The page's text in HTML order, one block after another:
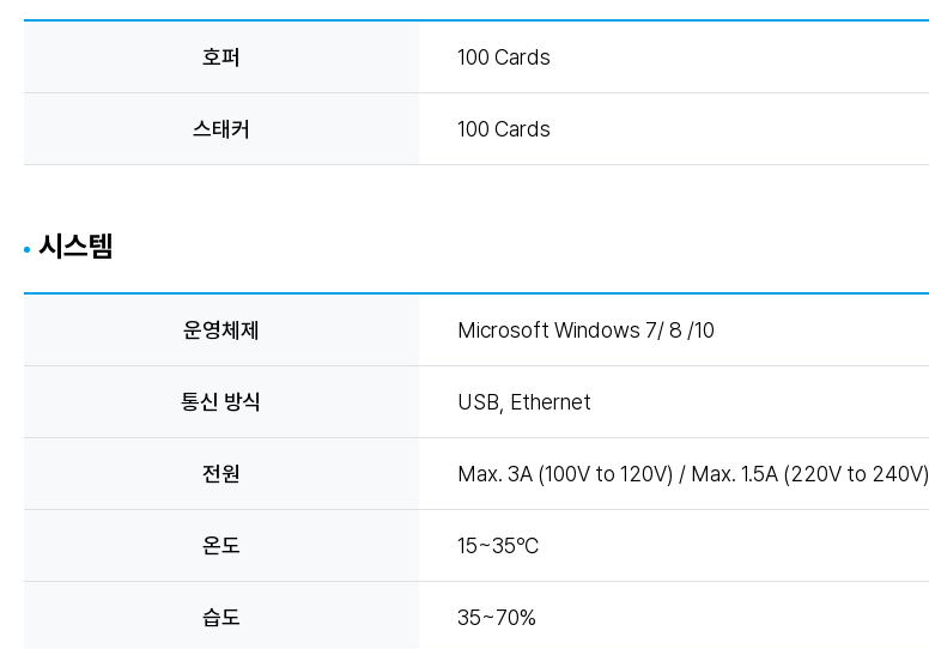
호퍼 100 Cards
스태커 100 Cards
시스템
운영체제 Microsoft Windows 7/ 8 /10
통신 방식 USB, Ethernet
전원 Max. 3A (100V to 120V) / Max. 1.5A (220V to 240V)
온도 15~35℃
습도 35~70%